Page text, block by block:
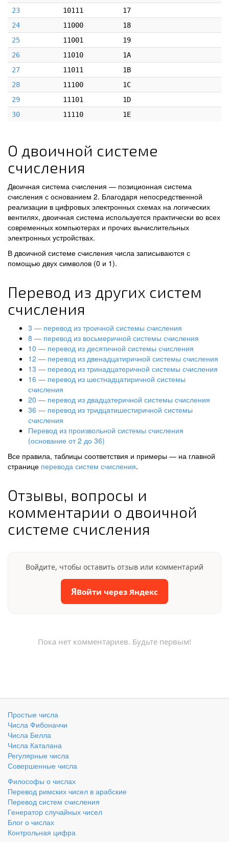
23
10111
17
24
11000
18
25
11001
19
26
11010
1A
27
11011
1B
28
11100
1C
29
11101
1D
30
11110 1E
О двоичной системе
счисления
Двоичная система счисления — позиционная система
счисления с основанием 2. Благодаря непосредственной
реализации в цифровых электронных схемах на логических
вентилях, двоичная система используется практически во всех
современных компьютерах и прочих вычислительных
электронных устройствах.
В двоичной системе счисления числа записываются с
помощью двух символов (0 и 1).
Перевод из других систем
счисления
3 — перевод из троичной системы счисления
8 — перевод из восьмеричной системы счисления
10 — перевод из десятичной системы счисления
12 — перевод из двенадцатиричной системы счисления
13 — перевод из тринадцатеричной системы счисления
16 — перевод из шестнадцатиричной системы
счисления
20 — перевод из двадцатеричной системы счисления
36 — перевод из тридцатишестиричной системы
счисления
Перевод из произвольной системы счисления
(основание от 2 до 36)
Все правила, таблицы соответствия и примеры — на главной
странице перевода систем счисления.
Отзывы, вопросы и
комментарии о двоичной
системе счисления
Войдите, чтобы оставить отзыв или комментарий
ЯВойти через Яндекс
Пока нет комментариев. Будьте первым!
Простые числа
Числа Фибоначчи
Числа Белла
Числа Каталана
Регулярные числа
Совершенные числа
Философы о числах
Перевод римских чисел в арабские
Перевод систем счисления
Генератор случайных чисел
Блог о числах
Контрольная цифра